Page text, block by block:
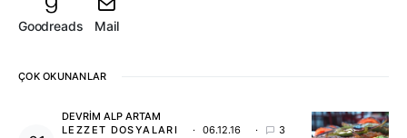
Goodreads Mail
ÇOK OKUNANLAR
DEVRIM ALP ARTAM
LEZZET DOSYALARI
06.12.16
3